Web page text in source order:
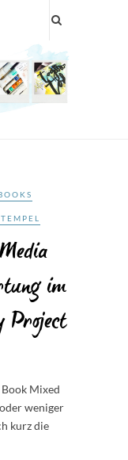
im
Project
Mixed
weniger
kurz die